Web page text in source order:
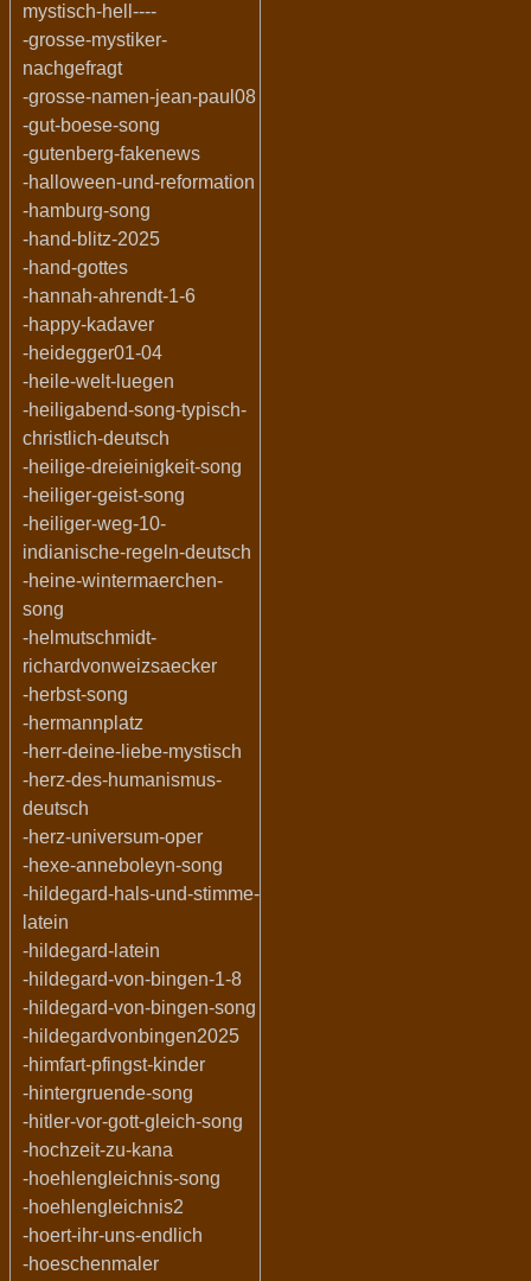
mystisch-hell----
-grosse-mystiker-
nachgefragt
-grosse-namen-jean-paul08
-gut-boese-song
-gutenberg-fakenews
-halloween-und-reformation
-hamburg-song
-hand-blitz-2025
-hand-gottes
-hannah-ahrendt-1-6
-happy-kadaver
-heidegger01-04
-heile-welt-luegen
-heiligabend-song-typisch-
christlich-deutsch
-heilige-dreieinigkeit-song
-heiliger-geist-song
-heiliger-weg-10-
indianische-regeln-deutsch
-heine-wintermaerchen-
song
-helmutschmidt-
richardvonweizsaecker
-herbst-song
-hermannplatz
-herr-deine-liebe-mystisch
-herz-des-humanismus-
deutsch
-herz-universum-oper
-hexe-anneboleyn-song
-hildegard-hals-und-stimme-
latein
-hildegard-latein
-hildegard-von-bingen-1-8
-hildegard-von-bingen-song
-hildegardvonbingen2025
-himfart-pfingst-kinder
-hintergruende-song
-hitler-vor-gott-gleich-song
-hochzeit-zu-kana
-hoehlengleichnis-song
-hoehlengleichnis2
-hoert-ihr-uns-endlich
-hoeschenmaler